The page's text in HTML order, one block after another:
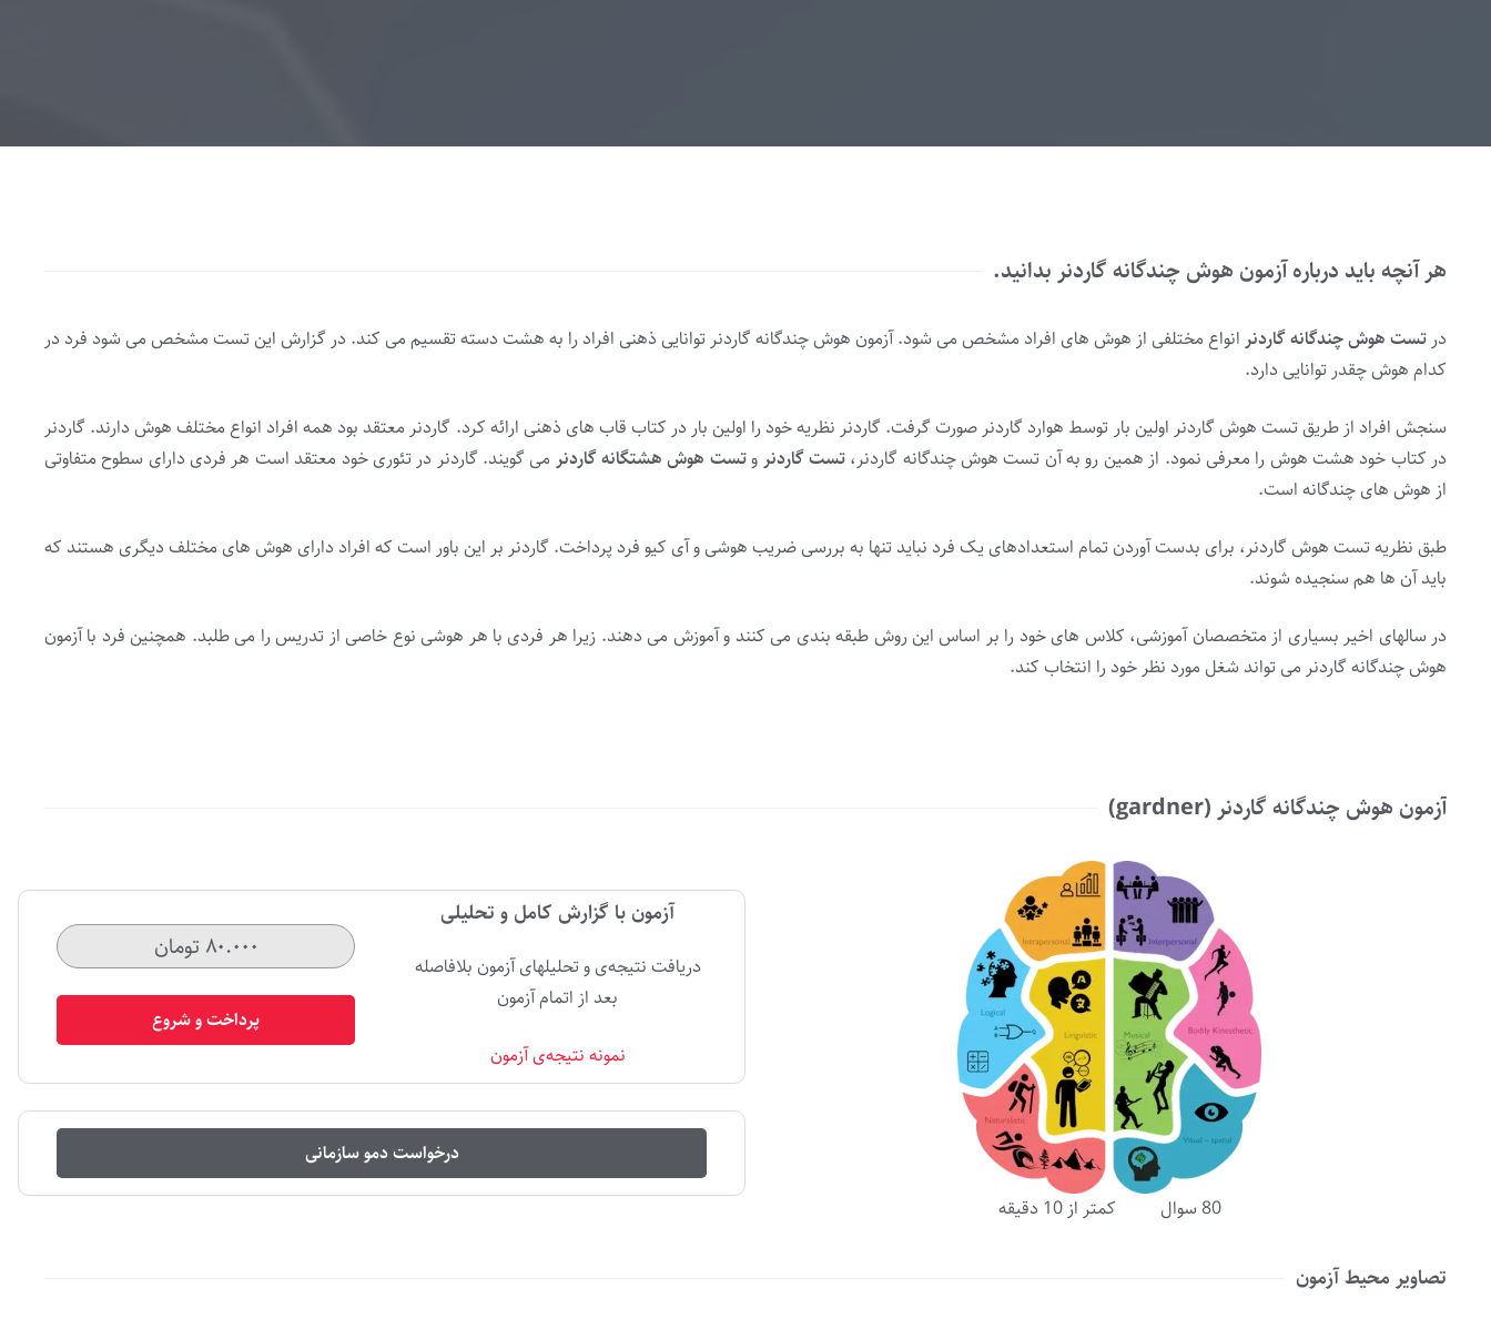
هر آنچه باید درباره آزمون هوش چندگانه گاردنر بدانید.
در تست هوش چندگانه گاردنر انواع مختلفی از هوش های افراد مشخص می شود. آزمون هوش چندگانه گاردنر توانایی ذهنی افراد را به هشت دسته تقسیم می کند. در گزارش این تست مشخص می شود فرد در
کدام هوش چقدر توانایی دارد.
سنجش افراد از طریق تست هوش گاردنر اولین بار توسط هوارد گاردنر صورت گرفت. گاردنر نظریه خود را اولین بار در کتاب قاب های ذهنی ارائه کرد. گاردنر معتقد بود همه افراد انواع مختلف هوش دارند. گاردنر
در کتاب خود هشت هوش را معرفی نمود. از همین رو به آن تست هوش چندگانه گاردنر،تست گاردنر وتست هوش هشتگانه گاردنر می گویند. گاردنر در تئوری خود معتقد است هر فردی دارای سطوح متفاوتی
از هوش های چندگانه است.
طبق نظریه تست هوش گاردنر، برای بدست آوردن تمام استعدادهای یک فرد نباید تنها به بررسی ضریب هوشی و آی کیو فرد پرداخت. گاردنر بر این باور است که افراد دارای هوش های مختلف دیگری هستند که
باید آن ها هم سنجیده شوند.
در سالهای اخیر بسیاری از متخصصان آموزشی، کلاس های خود را بر اساس این روش طبقه بندی می کنند و آموزش می دهند. زیرا هر فردی با هر هوشی نوع خاصی از تدریس را می طلبد. همچنین فرد با آزمون
هوش چندگانه گاردنر می تواند شغل مورد نظر خود را انتخاب کند.
آزمون هوش چندگانه گاردنر (gardner)
80 سوال کمتر از 10 دقیقه
آزمون با گزارش کامل و تحلیلی
دریافت نتیجه‌ی و تحلیلهای آزمون بلافاصله
بعد از اتمام آزمون
نمونه نتیجه‌ی آزمون
۸۰.۰۰۰ تومان
پرداخت و شروع
درخواست دمو سازمانی
تصاویر محیط آزمون